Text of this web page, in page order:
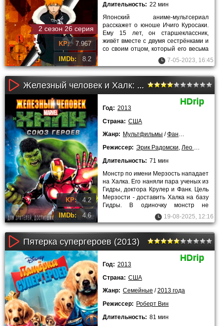
2 сезон 26 серия
KP: 7.967
IMDb: 8.2
Длительность: 22 мин
Японский аниме-мультсериал
расскажет о юноше Ичиго Куросаки.
Ему 15 лет, он старшеклассник,
живёт вместе с двумя сестрёнками и
со своим отцом, который его весьма
своеобразно воспитывает.7-05-2023, 16:45
Железный человек и Халк: Союз героев (2013)
KP: 4.2
IMDb: 4.6
HDrip
Год: 2013
Страна: США
Жанр: Мультфильмы /Фантастика
Режиссер: Эрик Радомски, Лео Райл
Длительность: 71 мин
Монстр по имени Мерзость нападает
на Халка. Его наняли пара ученых из
Гидры, доктора Крулер и Фанк. Цель
Мерзости - доставить Халка на базу
Гидры. В одиночку монстр не
справляется с Халком,19-08-2025, 12:16
Пятерка супергероев (2013)
HDrip
Год: 2013
Страна: США
Жанр: Семейные /2013 года
Режиссер: Роберт Вин
Длительность: 81 мин